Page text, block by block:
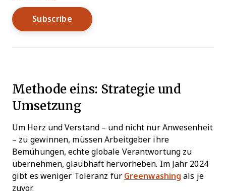
Methode eins: Strategie und
Umsetzung
Um Herz und Verstand – und nicht nur Anwesenheit
– zu gewinnen, müssen Arbeitgeber ihre
Bemühungen, echte globale Verantwortung zu
übernehmen, glaubhaft hervorheben. Im Jahr 2024
gibt es weniger Toleranz für Greenwashing als je
zuvor.